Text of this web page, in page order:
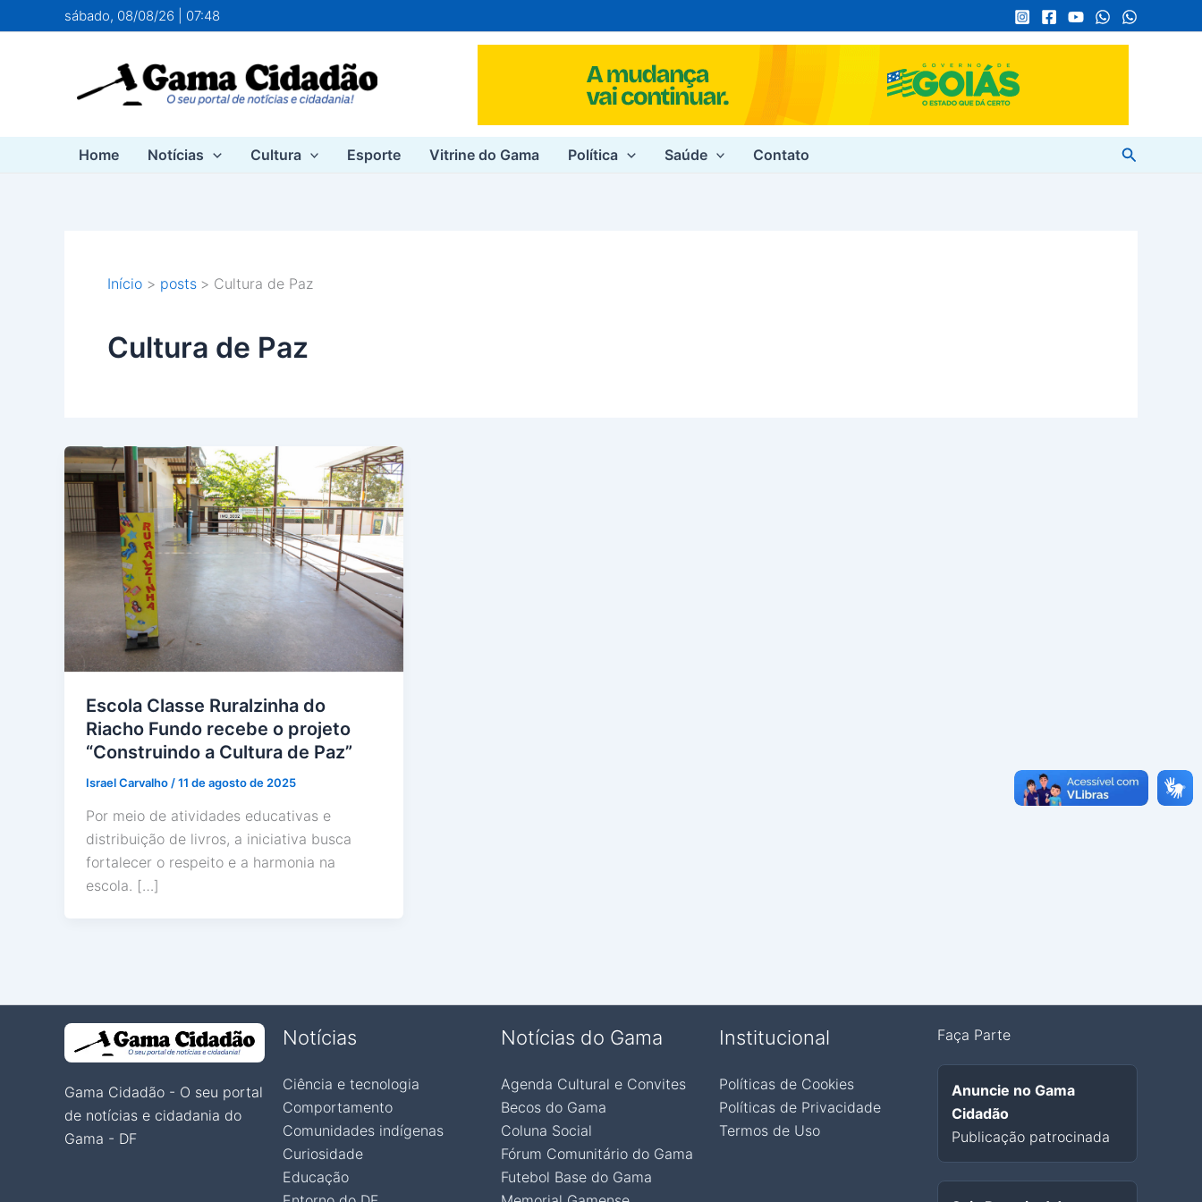
para
sábado, 08/08/26 | 07:48
Home Notícias Cultura Esporte Vitrine do Gama Política Saúde Contato Pesquisar
Início posts Cultura de Paz
Cultura de Paz
Escola Classe Ruralzinha do
Riacho Fundo recebe o projeto
“Construindo a Cultura de Paz”
Israel Carvalho /11 de agosto de 2025
Por meio de atividades educativas e
distribuição de livros, a iniciativa busca
fortalecer o respeito e a harmonia na
escola. […]
Gama Cidadão - O seu portal
de notícias e cidadania do
Gama - DF
Notícias
Ciência e tecnologia
Comportamento
Comunidades indígenas
Curiosidade
Educação
Notícias do Gama
Agenda Cultural e Convites
Becos do Gama
Coluna Social
Fórum Comunitário do Gama
Futebol Base do Gama
Institucional
Políticas de Cookies
Políticas de Privacidade
Termos de Uso
Faça Parte
Anuncie no Gama
Cidadão
Publicação patrocinada